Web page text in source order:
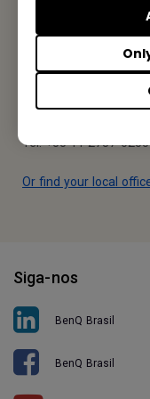
MAXGEN Comercio
Rua Haddock Lobo,
PAULO SP 01414-
Tel: +55 11 2787-0255
Or find your local
Siga-nos
BenQ Brasil
BenQ Brasil